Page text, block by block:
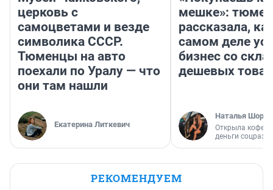
церковь с
самоцветами и везде
символика СССР.
Тюменцы на авто
поехали по Уралу — что
они там нашли
Екатерина Литкевич
мешке»:
рассказала,
самом деле
бизнес со
дешевых
Наталья
Открыла
деньги
РЕКОМЕНДУЕМ